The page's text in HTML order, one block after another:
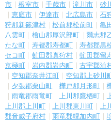
市
根室市 千歳市 滝川市 砂
恵庭市
伊達市 北広島市 石
狩郡新篠津村
松前郡松前町 亀
八雲町
檜山郡厚沢部町 爾志郡
たな町
寿都郡寿都町 寿都郡黒
セコ町
虻田郡真狩村 虻田郡留
京極町
岩内郡岩内町 古宇郡泊
空知郡奈井江町
空知郡上砂川
夕張郡栗山町
樺戸郡月形町
雨竜郡雨竜町
上川郡鷹栖町
上川郡上川町
上川郡東川町 上
郡音威子府村
雨竜郡幌加内町